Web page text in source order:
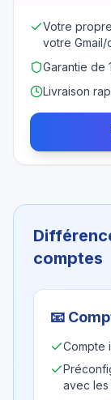
Votre
votre
Garantie de
Livraison
comptes
📧
Compte
avec les